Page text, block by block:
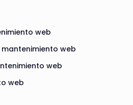
web
web
web
web